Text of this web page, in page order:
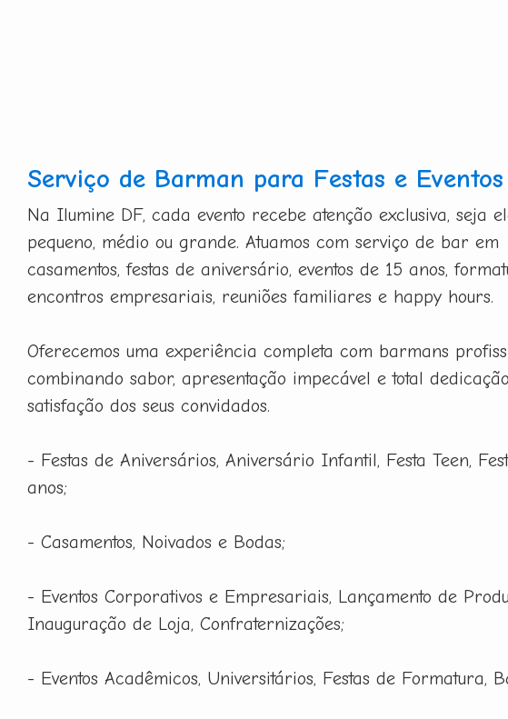
Serviço de Barman para Festas e Eventos
Na Ilumine DF, cada evento recebe atenção exclusiva, seja
pequeno, médio ou grande. Atuamos com serviço de bar em
casamentos, festas de aniversário, eventos de 15 anos,
encontros empresariais, reuniões familiares e happy hours.
Oferecemos uma experiência completa com barmans
combinando sabor, apresentação impecável e total
satisfação dos seus convidados.
- Festas de Aniversários, Aniversário Infantil, Festa Teen,
anos;
- Casamentos, Noivados e Bodas;
- Eventos Corporativos e Empresariais, Lançamento de
Inauguração de Loja, Confraternizações;
- Eventos Acadêmicos, Universitários, Festas de Formatura,